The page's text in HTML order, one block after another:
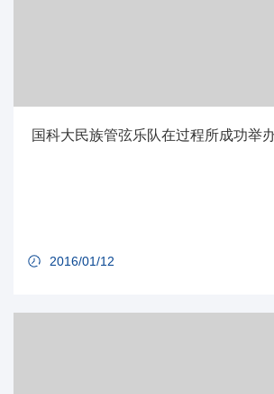
国科大民族管弦乐队在过程所成功举
2016/01/12